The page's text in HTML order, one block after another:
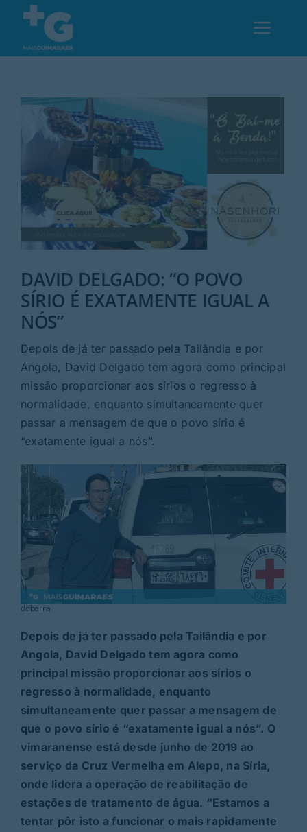
content
Desporto
Rubricas
Jornal
Revista
Search
DAVID DELGADO: “O POVO
SÍRIO É EXATAMENTE IGUAL A
NÓS”
Depois de já ter passado pela Tailândia e por
Angola, David Delgado tem agora como principal
missão proporcionar aos sírios o regresso à
normalidade, enquanto simultaneamente quer
passar a mensagem de que o povo sírio é
“exatamente igual a nós”.
ddbarra
Depois de já ter passado pela Tailândia e por
Angola, David Delgado tem agora como
principal missão proporcionar aos sírios o
regresso à normalidade, enquanto
simultaneamente quer passar a mensagem de
que o povo sírio é “exatamente igual a nós”. O
vimaranense está desde junho de 2019 ao
serviço da Cruz Vermelha em Alepo, na Síria,
onde lidera a operação de reabilitação de
estações de tratamento de água. “Estamos a
tentar pôr isto a funcionar o mais rapidamente